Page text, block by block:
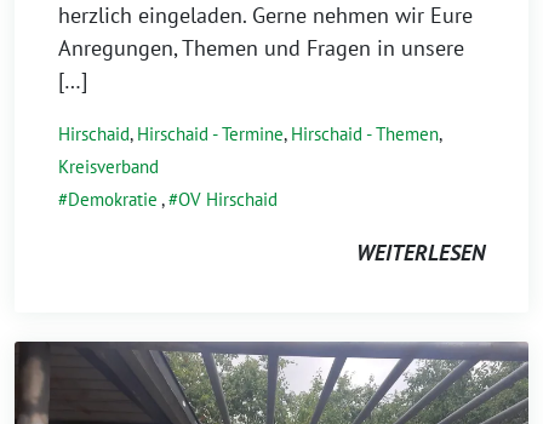
herzlich eingeladen. Gerne nehmen wir Eure
Anregungen, Themen und Fragen in unsere
[…]
Hirschaid, Hirschaid - Termine, Hirschaid - Themen,
Kreisverband
Demokratie , OV Hirschaid
WEITERLESEN